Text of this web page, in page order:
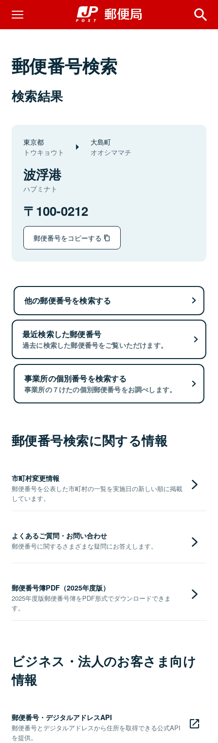
郵便番号検索
検索結果
東京都
トウキョウト
大島町
オオシママチ
波浮港
ハブミナト
100-0212
郵便番号をコピーする
他の郵便番号を検索する
最近検索した郵便番号
過去に検索した郵便番号をご覧いただけます。
事業所の個別番号を検索する
事業所の７けたの個別郵便番号をお調べします。
郵便番号検索に関する情報
市町村変更情報
郵便番号を公表した市町村の一覧を実施日の新しい順に掲載
しています。
よくあるご質問・お問い合わせ
郵便番号に関するさまざまな疑問にお答えします。
郵便番号簿PDF（2025年度版）
2025年度版郵便番号簿をPDF形式でダウンロードできま
す。
ビジネス・法人のお客さま向け
情報
郵便番号・デジタルアドレスAPI
郵便番号とデジタルアドレスから住所を取得できる公式API
を提供。